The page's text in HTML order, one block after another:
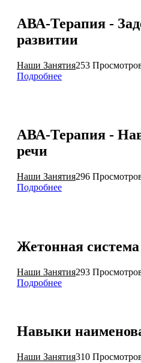
АВА-Терапия -
развитии
Наши Занятия253
Подробнее
АВА-Терапия -
речи
Наши Занятия296
Подробнее
Жетонная
Наши Занятия293
Подробнее
Навыки
Наши Занятия310